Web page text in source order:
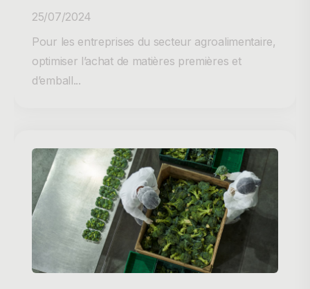
25/07/2024
Pour les entreprises du secteur agroalimentaire,
optimiser l’achat de matières premières et
d’emball...